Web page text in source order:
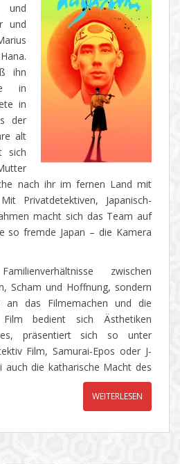
und
und
ihn
in
in
der
alt
sich
nach ihr im fernen Land mit
Privatdetektiven, Japanisch-
macht sich das Team auf
so fremde Japan – die Kamera
zwischen
Scham und Hoffnung, sondern
an das Filmemachen und die
Film bedient sich Ästhetiken
präsentiert sich so unter
Film, Samurai-Epos oder J-
auch die katharische Macht des
WEITERLESEN